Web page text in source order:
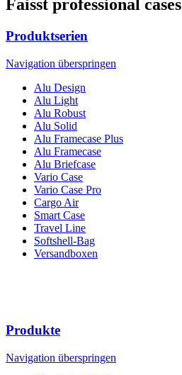
Faisst professional cases
Produktserien
Navigation überspringen
Alu Design
Alu Light
Alu Robust
Alu Solid
Alu Framecase Plus
Alu Framecase
Alu Briefcase
Vario Case
Vario Case Pro
Cargo Air
Smart Case
Travel Line
Softshell-Bag
Versandboxen
Produkte
Navigation überspringen